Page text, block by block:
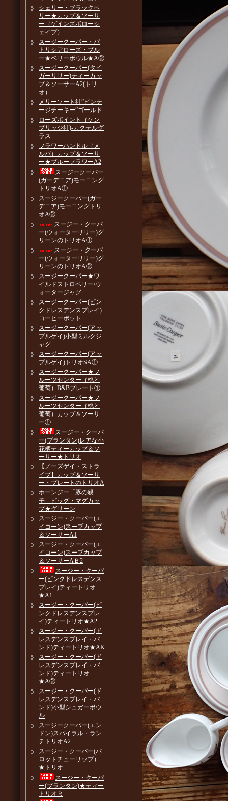
シェリー・ブラックベ
リー★カップ＆ソーサ
ー（ゲインズボローシ
ェイプ）
スージークーパー・パ
トリシアローズ・ブル
ー★ベリーボウル★A②
スージークーパー(タイ
ガーリリー)ティーカッ
プ＆ソーサーA2(トリ
オ）
メリーソート社”ビンテ
ージチーキー”ゴールド
ローズポイント（ケン
ブリッジ社)-カクテルグ
ラス
フラワーハンドル（メ
ルバ）カップ＆ソーサ
ー★ブルーフラワーA2
スージークーパー
(ガーデニア)モーニング
トリオA①
スージークーパー(ガー
デニア)モーニングトリ
オA②
スージー・クーパ
ー(ウォーターリリー)グ
リーンのトリオA①
スージー・クーパ
ー(ウォーターリリー)グ
リーンのトリオA②
スージークーパー★ワ
イルドストロベリー/ウ
ォータージャグ
スージークーパー(ピン
クドレスデンスプレイ)
コーヒーポット
スージークーパー(アッ
プルゲイ)小型ミルクジ
ャグ
スージークーパー(アッ
プルゲイ)トリオSA①
スージークーパー★フ
ルーツセンター（桃と
葡萄）B&Bプレート①
スージークーパー★フ
ルーツセンター（桃と
葡萄）カップ＆ソーサ
ー①
スージー・クーパ
ー(プランタン)レアな小
花柄ティーカップ＆ソ
ーサー★トリオ
【ノーズゲイ・ストラ
イプ】カップ＆ソーサ
ー・プレートのトリオA
ホーンジー「豚の親
子」ピッグ・マグカッ
プ★グリーン
スージー・クーパー(エ
イコーン)スープカップ
＆ソーサーA1
スージー・クーパー(エ
イコーン)スープカップ
＆ソーサーAＢ2
スージー・クーパ
ー(ピンクドレスデンス
プレイ)ティートリオ
★A1
スージー・クーパー(ピ
ンクドレスデンスプレ
イ)ティートリオ★A2
スージー・クーパー(ド
レスデンスプレイ・バ
ンド)ティートリオ★AK
スージー・クーパー(ド
レスデンスプレイ・バ
ンド)ティートリオ
★A②
スージー・クーパー(ド
レスデンスプレイ・バ
ンド)小型シュガーボウ
ル
スージークーパー(エン
ドン)スパイラル・ラン
チトリオA2
スージー・クーパー(パ
ロットチューリップ）
★トリオ
スージー・クーパ
ー(プランタン)★ティー
トリオＲ